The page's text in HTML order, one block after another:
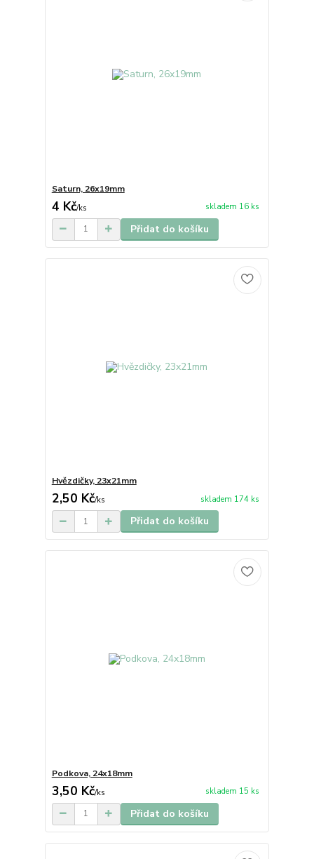
Saturn, 26x19mm
4 Kč/ks skladem 16 ks
Přidat do košíku
Hvězdičky, 23x21mm
2,50 Kč/ks skladem 174 ks
Přidat do košíku
Podkova, 24x18mm
3,50 Kč/ks skladem 15 ks
Přidat do košíku